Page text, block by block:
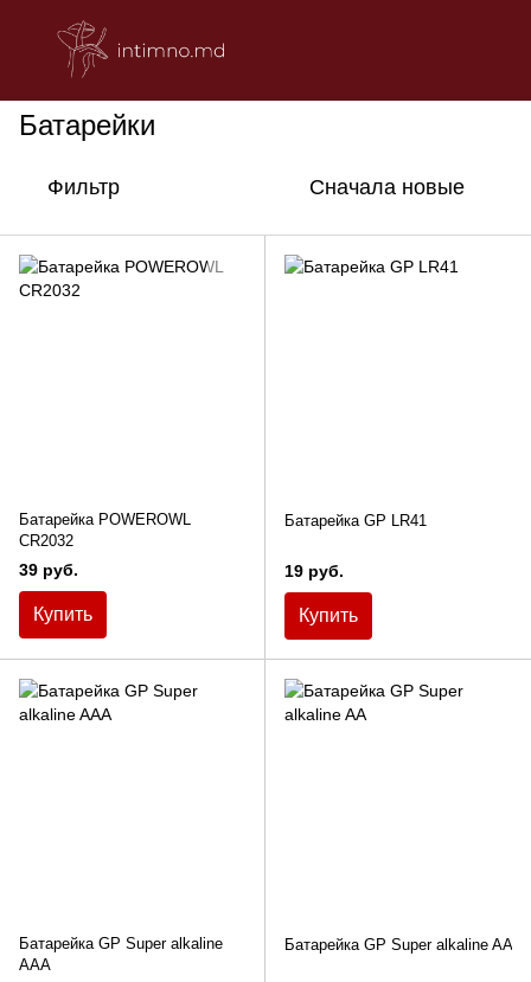
Батарейки
Фильтр Сначала новые
Батарейка POWEROWL
CR2032
39 руб.
Купить
Батарейка GP LR41
19 руб.
Купить
Батарейка GP Super alkaline
AAA
Батарейка GP Super alkaline AA